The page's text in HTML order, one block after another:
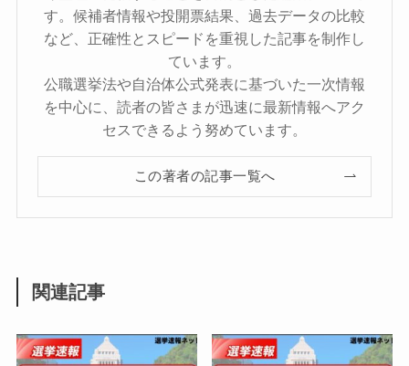
す。候補者情報や投開票結果、過去データの比較
など、正確性とスピードを重視した記事を制作し
ています。
公職選挙法や自治体公式発表に基づいた一次情報
を中心に、読者の皆さまが迅速に最新情報へアク
セスできるよう努めています。
この著者の記事一覧へ
関連記事